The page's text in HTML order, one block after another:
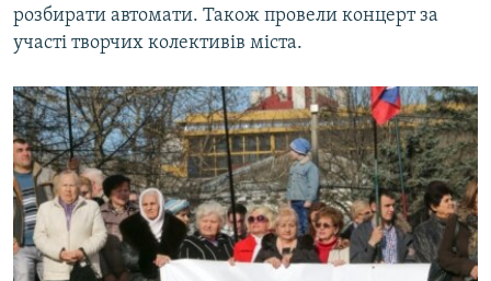
розбирати автомати. Також провели концерт за
участі творчих колективів міста.